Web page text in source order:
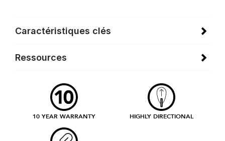
Caractéristiques clés
Ressources
10 YEAR WARRANTY HIGHLY DIRECTIONAL